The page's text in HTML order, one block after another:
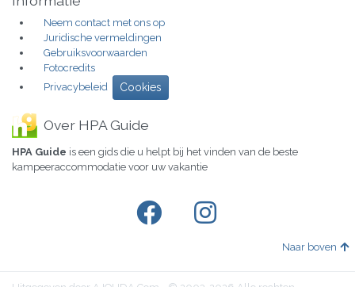
Neem contact met ons op
Juridische vermeldingen
Gebruiksvoorwaarden
Fotocredits
Privacybeleid
Cookies
Over HPA Guide
HPA Guide is een gids die u helpt bij het vinden van de beste
kampeeraccommodatie voor uw vakantie
Naar boven